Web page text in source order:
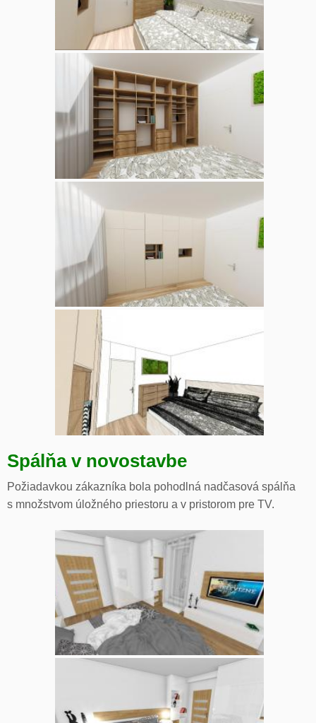
Spálňa v novostavbe
Požiadavkou zákazníka bola pohodlná nadčasová spálňa
s množstvom úložného priestoru a v pristorom pre TV.